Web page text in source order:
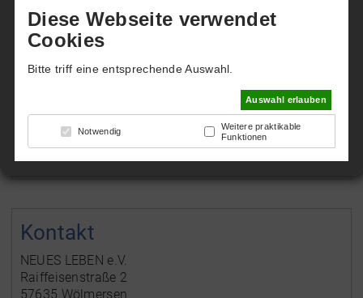
WINTER-ARENA
Die Sport- und Soccerhalle ist auch im Winter
spielbereit und bietet damit ein ganz besonderes
Zurück
Kontakt
NEUES LEBEN e.V.
Raiffeisenstraße 2
57635 Wölmersen
Diese Webseite verwendet
Cookies
Bitte triff eine entsprechende Auswahl.
Auswahl erlauben
Notwendig
Weitere praktikable
Funktionen